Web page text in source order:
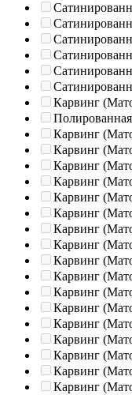
Карвинг
Карвинг
Карвинг
Карвинг
Карвинг
Карвинг
Карвинг
Карвинг
Карвинг
Карвинг
Карвинг
Карвинг
Карвинг
Карвинг
Карвинг
Карвинг
Карвинг
Карвинг